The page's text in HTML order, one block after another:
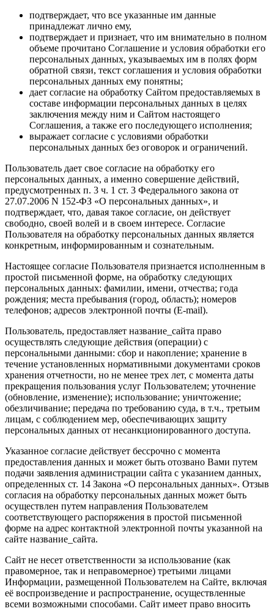
подтверждает, что все указанные им данные
принадлежат лично ему,
подтверждает и признает, что им внимательно в полном
объеме прочитано Соглашение и условия обработки его
персональных данных, указываемых им в полях форм
обратной связи, текст соглашения и условия обработки
персональных данных ему понятны;
дает согласие на обработку Сайтом предоставляемых в
составе информации персональных данных в целях
заключения между ним и Сайтом настоящего
Соглашения, а также его последующего исполнения;
выражает согласие с условиями обработки
персональных данных без оговорок и ограничений.
Пользователь дает свое согласие на обработку его
персональных данных, а именно совершение действий,
предусмотренных п. 3 ч. 1 ст. 3 Федерального закона от
27.07.2006 N 152-ФЗ «О персональных данных», и
подтверждает, что, давая такое согласие, он действует
свободно, своей волей и в своем интересе. Согласие
Пользователя на обработку персональных данных является
конкретным, информированным и сознательным.
Настоящее согласие Пользователя признается исполненным в
простой письменной форме, на обработку следующих
персональных данных: фамилии, имени, отчества; года
рождения; места пребывания (город, область); номеров
телефонов; адресов электронной почты (E-mail).
Пользователь, предоставляет название_сайта право
осуществлять следующие действия (операции) с
персональными данными: сбор и накопление; хранение в
течение установленных нормативными документами сроков
хранения отчетности, но не менее трех лет, с момента даты
прекращения пользования услуг Пользователем; уточнение
(обновление, изменение); использование; уничтожение;
обезличивание; передача по требованию суда, в т.ч., третьим
лицам, с соблюдением мер, обеспечивающих защиту
персональных данных от несанкционированного доступа.
Указанное согласие действует бессрочно с момента
предоставления данных и может быть отозвано Вами путем
подачи заявления администрации сайта с указанием данных,
определенных ст. 14 Закона «О персональных данных». Отзыв
согласия на обработку персональных данных может быть
осуществлен путем направления Пользователем
соответствующего распоряжения в простой письменной
форме на адрес контактной электронной почты указанной на
сайте название_сайта.
Сайт не несет ответственности за использование (как
правомерное, так и неправомерное) третьими лицами
Информации, размещенной Пользователем на Сайте, включая
её воспроизведение и распространение, осуществленные
всеми возможными способами. Сайт имеет право вносить